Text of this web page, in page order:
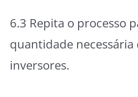
6.3 Repita o processo
quantidade necessária
inversores.